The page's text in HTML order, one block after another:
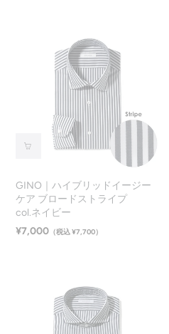
GINO｜ハイブリッドイージー
ケア ブロードストライプ
col.ネイビー
¥7,000（税込 ¥7,700）